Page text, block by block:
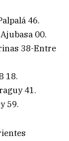
46.
00.
38-Entre
18.
41.
59.